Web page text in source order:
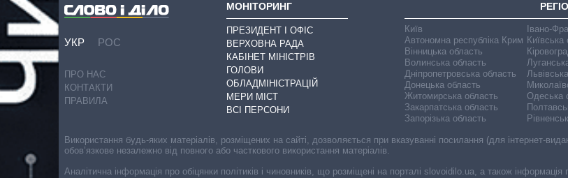
УКР РОС
ПРО НАС
КОНТАКТИ
ПРАВИЛА
МОНІТОРИНГ
ПРЕЗИДЕНТ І ОФІС
ВЕРХОВНА РАДА
КАБІНЕТ МІНІСТРІВ
ГОЛОВИ
ОБЛАДМІНІСТРАЦІЙ
МЕРИ МІСТ
ВСІ ПЕРСОНИ
Київ
Автономна республіка Крим
Вінницька область
Волинська область
Дніпропетровська область
Донецька область
Житомирська область
Закарпатська область
Запорізька область
Івано-
Київська
Одеська
Використання будь-яких матеріалів, розміщених на сайті, дозволяється при вказуванні посилання (для інтернет-
обов’язкове незалежно від повного або часткового використання матеріалів.
Аналітична інформація про обіцянки політиків і чиновників, що розміщені на порталі slovoidilo.ua, а також